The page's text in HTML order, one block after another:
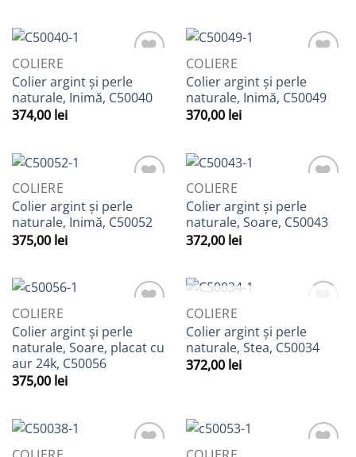
Adaugă
la
Favorite
COLIERE
Colier argint și perle
naturale, Inimă, C50040
374,00 lei
Adaugă
la
Favorite
COLIERE
Colier argint și perle
naturale, Inimă, C50049
370,00 lei
Adaugă
la
Favorite
COLIERE
Colier argint și perle
naturale, Inimă, C50052
375,00 lei
Adaugă
la
Favorite
COLIERE
Colier argint și perle
naturale, Soare, C50043
372,00 lei
Adaugă
la
Favorite
COLIERE
Colier argint și perle
naturale, Soare, placat cu
aur 24k, C50056
375,00 lei
Adaugă
la
Favorite
STOC EPUIZAT
COLIERE
Colier argint și perle
naturale, Stea, C50034
372,00 lei